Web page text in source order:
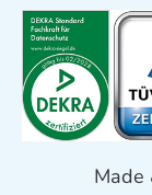
Made